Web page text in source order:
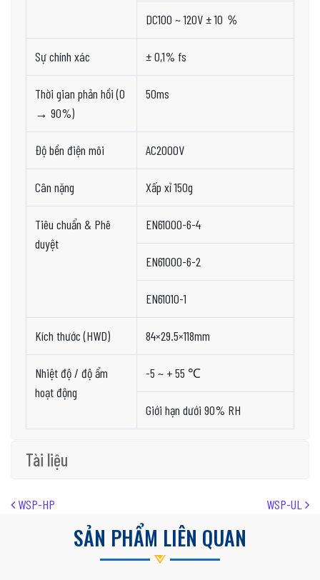
DC100 ~ 120V ± 10 ％
Sự chính xác ± 0,1% fs
Thời gian phản hồi (0
→ 90%)
50ms
Độ bền điện môi AC2000V
Cân nặng Xấp xỉ 150g
Tiêu chuẩn & Phê
duyệt
EN61000-6-4
EN61000-6-2
EN61010-1
Kích thước (HWD) 84×29.5×118mm
Nhiệt độ / độ ẩm
hoạt động
-5 ~ + 55 ℃
Giới hạn dưới 90% RH
Tài liệu
Post navigation
WSP-HP WSP-UL
SẢN PHẨM LIÊN QUAN